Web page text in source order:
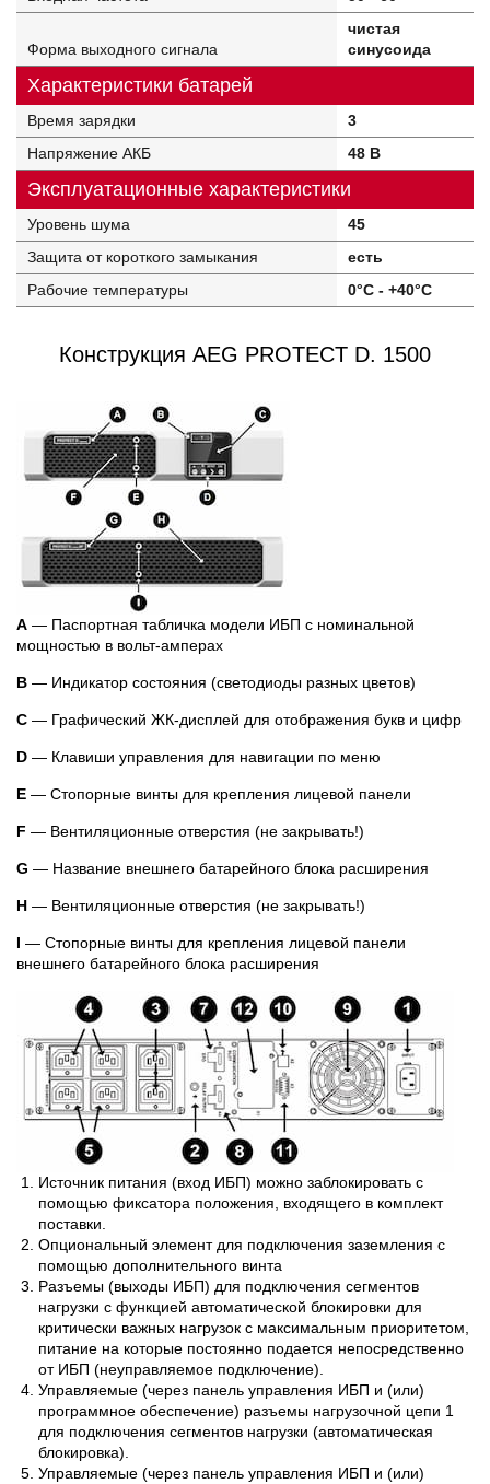
Форма выходного сигнала
чистая
синусоида
Характеристики батарей
Время зарядки
3
Напряжение АКБ
48 В
Эксплуатационные характеристики
Уровень шума
45
Защита от короткого замыкания
есть
Рабочие температуры
0°C - +40°C
Конструкция AEG PROTECT D. 1500
A — Паспортная табличка модели ИБП с номинальной
мощностью в вольт-амперах
B — Индикатор состояния (светодиоды разных цветов)
C — Графический ЖК-дисплей для отображения букв и цифр
D — Клавиши управления для навигации по меню
E — Стопорные винты для крепления лицевой панели
F — Вентиляционные отверстия (не закрывать!)
G — Название внешнего батарейного блока расширения
H — Вентиляционные отверстия (не закрывать!)
I — Стопорные винты для крепления лицевой панели
внешнего батарейного блока расширения
Источник питания (вход ИБП) можно заблокировать с
помощью фиксатора положения, входящего в комплект
поставки.
Опциональный элемент для подключения заземления с
помощью дополнительного винта
Разъемы (выходы ИБП) для подключения сегментов
нагрузки с функцией автоматической блокировки для
критически важных нагрузок с максимальным приоритетом,
питание на которые постоянно подается непосредственно
от ИБП (неуправляемое подключение).
Управляемые (через панель управления ИБП и (или)
программное обеспечение) разъемы нагрузочной цепи 1
для подключения сегментов нагрузки (автоматическая
блокировка).
Управляемые (через панель управления ИБП и (или)